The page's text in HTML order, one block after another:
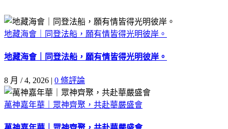
地藏海會｜同登法船，願有情皆得光明彼岸。
地藏海會｜同登法船，願有情皆得光明彼岸。
8 月 / 4, 2026 | 0 條評論
萬神嘉年華｜眾神齊聚，共赴華嚴盛會